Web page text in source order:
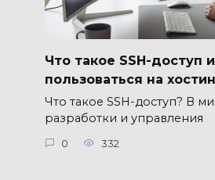
Что такое SSH-доступ
пользоваться на
Что такое SSH-доступ? В
разработки и управления
0 332